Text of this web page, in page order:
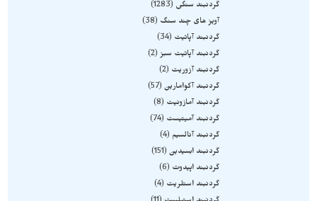
گردنبند سنگی
1283
آویز های چند سنگ
38
گردنبند آپاتیت
34
گردنبند آپاتیت سبز 2
گردنبند آزوریت
2
گردنبند آکوامارین 57
گردنبند آمازونیت
8
گردنبند آمیتیست
74
گردنبند آنالسیم
4
گردنبند ابسیدین 151
گردنبند اپیدوت
6
گردنبند استلریت
4